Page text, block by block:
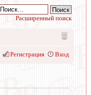
Расширенный поиск
Регистрация Вход